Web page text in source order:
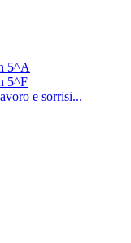
5^A
5^F
e sorrisi...